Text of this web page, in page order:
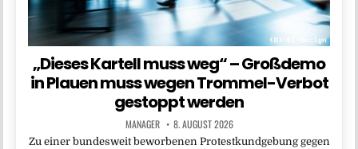
„Dieses Kartell muss weg“ – Großdemo
in Plauen muss wegen Trommel-Verbot
gestoppt werden
MANAGER 8. AUGUST 2026
Zu einer bundesweit beworbenen Protestkundgebung gegen